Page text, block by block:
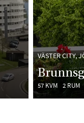
VÄSTER CITY,
57 KVM 2 RUM